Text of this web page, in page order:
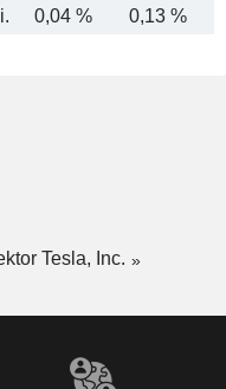
0,04 % 0,13 %
Tesla, Inc.